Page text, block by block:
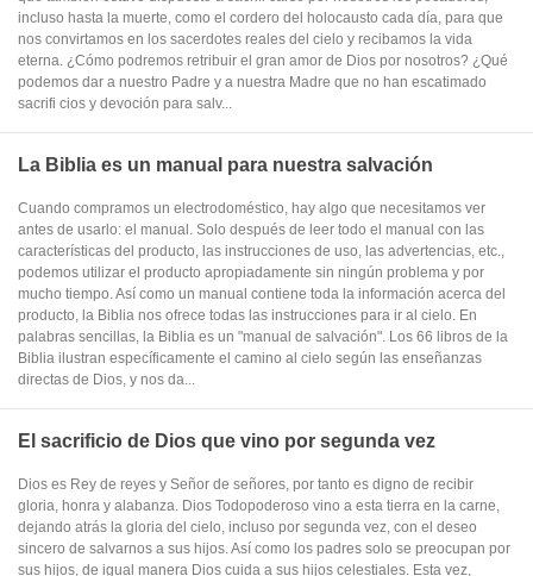
incluso hasta la muerte, como el cordero del holocausto cada día, para que
nos convirtamos en los sacerdotes reales del cielo y recibamos la vida
eterna. ¿Cómo podremos retribuir el gran amor de Dios por nosotros? ¿Qué
podemos dar a nuestro Padre y a nuestra Madre que no han escatimado
sacrifi cios y devoción para salv...
La Biblia es un manual para nuestra salvación
Cuando compramos un electrodoméstico, hay algo que necesitamos ver
antes de usarlo: el manual. Solo después de leer todo el manual con las
características del producto, las instrucciones de uso, las advertencias, etc.,
podemos utilizar el producto apropiadamente sin ningún problema y por
mucho tiempo. Así como un manual contiene toda la información acerca del
producto, la Biblia nos ofrece todas las instrucciones para ir al cielo. En
palabras sencillas, la Biblia es un "manual de salvación". Los 66 libros de la
Biblia ilustran específicamente el camino al cielo según las enseñanzas
directas de Dios, y nos da...
El sacrificio de Dios que vino por segunda vez
Dios es Rey de reyes y Señor de señores, por tanto es digno de recibir
gloria, honra y alabanza. Dios Todopoderoso vino a esta tierra en la carne,
dejando atrás la gloria del cielo, incluso por segunda vez, con el deseo
sincero de salvarnos a sus hijos. Así como los padres solo se preocupan por
sus hijos, de igual manera Dios cuida a sus hijos celestiales. Esta vez,